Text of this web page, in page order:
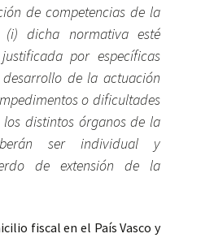
de competencias de la
(i) dicha normativa esté
por específicas
de la actuación
o dificultades
distintos órganos de la
ser individual y
de extensión de la
fiscal en el País Vasco y